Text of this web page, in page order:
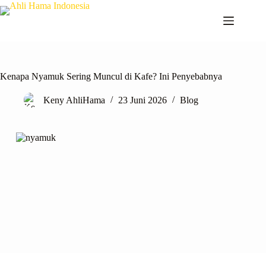
Kenapa Nyamuk Sering Muncul di Kafe? Ini Penyebabnya
Keny AhliHama 23 Juni 2026 Blog